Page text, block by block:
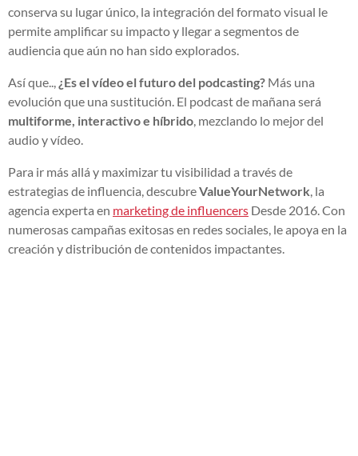
conserva su lugar único, la integración del formato visual le
permite amplificar su impacto y llegar a segmentos de
audiencia que aún no han sido explorados.
Así que.., ¿Es el vídeo el futuro del podcasting? Más una
evolución que una sustitución. El podcast de mañana será
multiforme, interactivo e híbrido , mezclando lo mejor del
audio y vídeo.
Para ir más allá y maximizar tu visibilidad a través de
estrategias de influencia, descubreValueYourNetwork , la
agencia experta en marketing de influencers Desde 2016. Con
numerosas campañas exitosas en redes sociales, le apoya en la
creación y distribución de contenidos impactantes.